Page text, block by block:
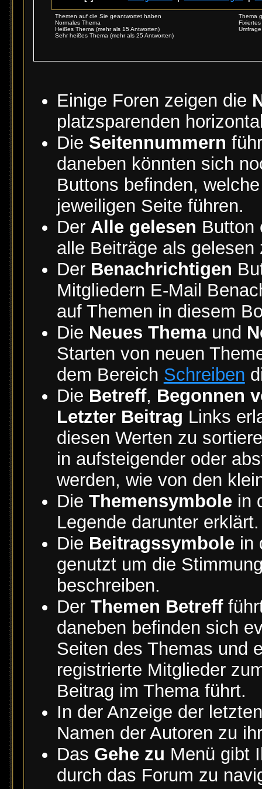
Themen auf die Sie geantwortet haben
Normales Thema
Heißes Thema (mehr als 15 Antworten)
Sehr heißes Thema (mehr als 25 Antworten)
Thema
Umfrage
Einige Foren zeigen die
platzsparenden
Die Seitennummern
daneben könnten sich
Buttons befinden,
jeweiligen Seite führen.
Der Alle gelesen Button
alle Beiträge als gelesen
Der Benachrichtigen
Mitgliedern E-Mail
auf Themen in diesem
Die Neues Themaund
Starten von neuen
dem Bereich Schreiben
Die Betreff, Begonnen
Letzter Beitrag Links
diesen Werten zu
in aufsteigender oder
werden, wie von den
Die Themensymbolein
Legende darunter erklärt.
Die Beitragssymbolein
genutzt um die
beschreiben.
Der Themen Betreff
daneben befinden sich
Seiten des Themas und
registrierte Mitglieder
Beitrag im Thema führt.
In der Anzeige der
Namen der Autoren zu
Das Gehe zu Menü gibt
durch das Forum zu